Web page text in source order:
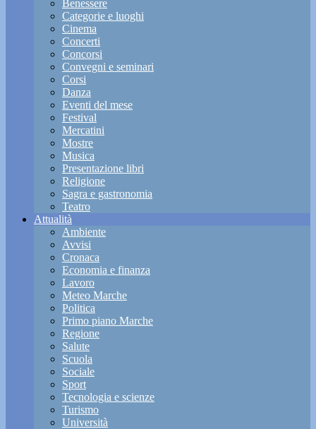
Benessere
Categorie e luoghi
Cinema
Concerti
Concorsi
Convegni e seminari
Corsi
Danza
Eventi del mese
Festival
Mercatini
Mostre
Musica
Presentazione libri
Religione
Sagra e gastronomia
Teatro
Attualità
Ambiente
Avvisi
Cronaca
Economia e finanza
Lavoro
Meteo Marche
Politica
Primo piano Marche
Regione
Salute
Scuola
Sociale
Sport
Tecnologia e scienze
Turismo
Università